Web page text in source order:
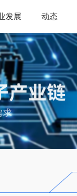
发展 动态